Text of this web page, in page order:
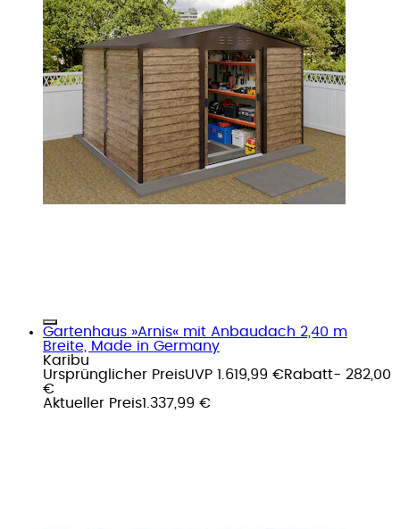
Gartenhaus »Arnis« mit Anbaudach 2,40 m
Breite, Made in Germany
Karibu
Ursprünglicher PreisUVP 1.619,99 €Rabatt- 282,00
€
Aktueller Preis1.337,99 €